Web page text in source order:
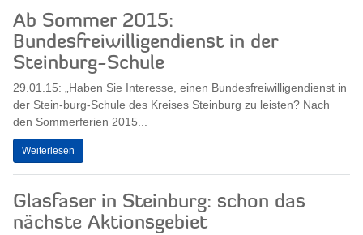
Ab Sommer 2015:
Bundesfreiwilligendienst in der
Steinburg-Schule
29.01.15: „Haben Sie Interesse, einen Bundesfreiwilligendienst in
der Stein-burg-Schule des Kreises Steinburg zu leisten? Nach
den Sommerferien 2015...
Weiterlesen
Glasfaser in Steinburg: schon das
nächste Aktionsgebiet